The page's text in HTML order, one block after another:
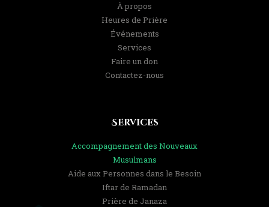
À propos
Heures de Prière
Événements
Services
Faire un don
Contactez-nous
Services
Accompagnement des Nouveaux
Musulmans
Aide aux Personnes dans le Besoin
Iftar de Ramadan
Prière de Janaza